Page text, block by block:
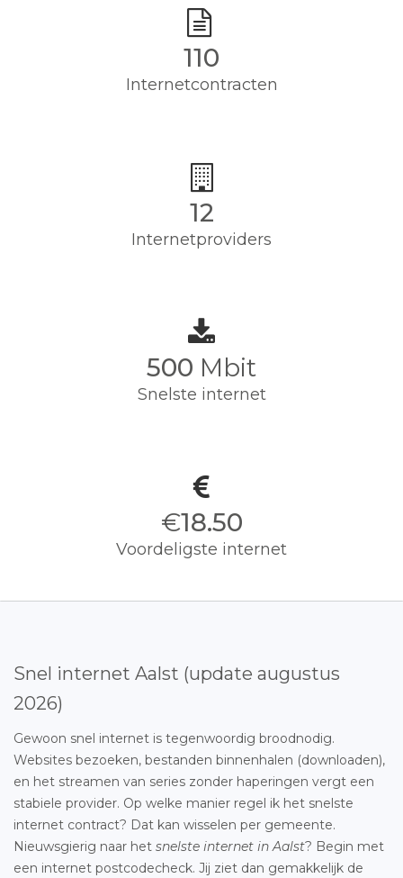
110
Internetcontracten
12
Internetproviders
500 Mbit
Snelste internet
€18.50
Voordeligste internet
Snel internet Aalst (update augustus
2026)
Gewoon snel internet is tegenwoordig broodnodig.
Websites bezoeken, bestanden binnenhalen (downloaden),
en het streamen van series zonder haperingen vergt een
stabiele provider. Op welke manier regel ik het snelste
internet contract? Dat kan wisselen per gemeente.
Nieuwsgierig naar het snelste internet in Aalst? Begin met
een internet postcodecheck. Jij ziet dan gemakkelijk de